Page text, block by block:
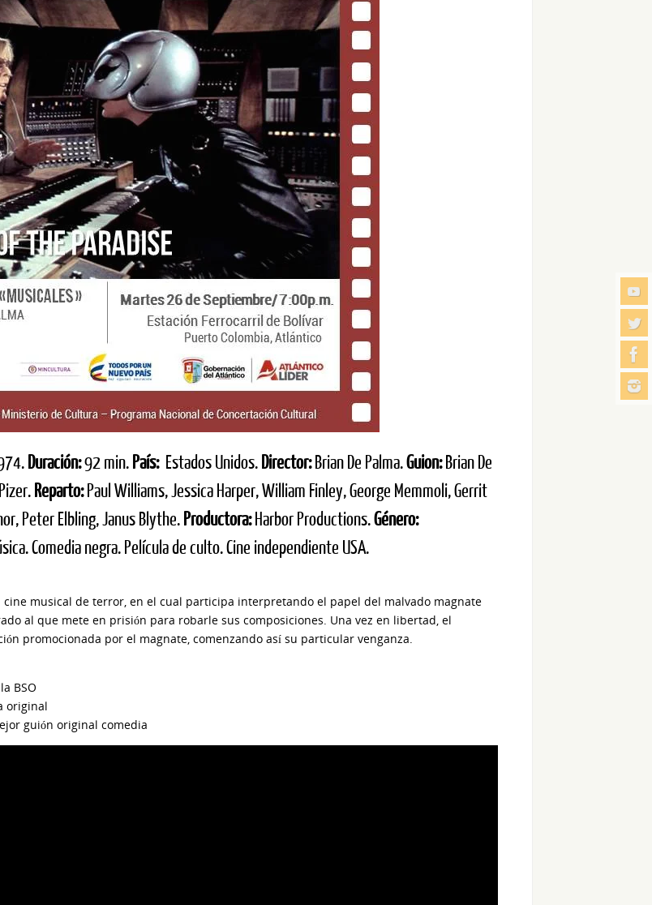
Duración:92 min. País:Estados Unidos. Director:Brian De Palma.Guion:Brian De
Reparto:Paul Williams, Jessica Harper, William Finley, George Memmoli, Gerrit
Peter Elbling, Janus Blythe. Productora:Harbor Productions.Género:
Comedia negra. Película de culto. Cine independiente USA.
musical de terror, en el cual participa interpretando el papel del malvado magnate
al que mete en prisión para robarle sus composiciones. Una vez en libertad, el
promocionada por el magnate, comenzando así su particular venganza.
BSO
original
guión original comedia